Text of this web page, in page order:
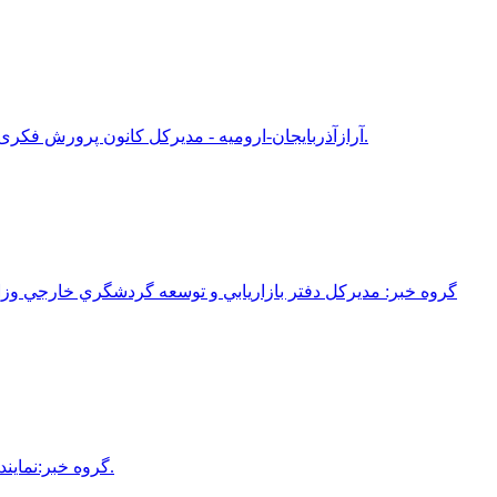
آرازآذربایجان-ارومیه - مدیرکل کانون پرورش فکری کودکان و نوجوانان آذربایجان غربی از برگزاری بخش هنری نقاشی و خوشنویسی مهرواره ملی بچه های مقاومت به میزبانی ارومیه خبر داد.
گروه خبر: مديرکل دفتر بازاريابي و توسعه گردشگري خارجي
گروه خبر:نماينده ولي‌فقيه در آذربايجان‌غربي و امام جمعه اروميه گفت: در برهه کنوني کار اصحاب رسانه کمتر از رزمندگان پشت لانچرهاي موشکي نيست.